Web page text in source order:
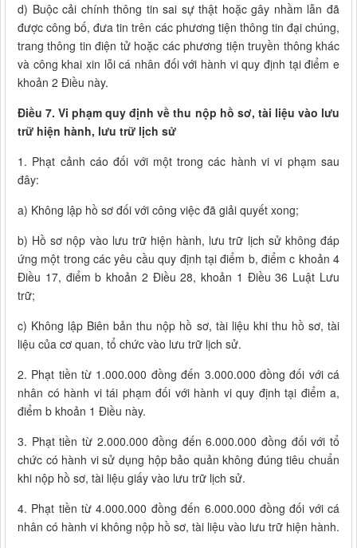
d) Buộc cải chính thông tin sai sự thật hoặc gây nhầm lẫn đã
được công bố, đưa tin trên các phương tiện thông tin đại chúng,
trang thông tin điện tử hoặc các phương tiện truyền thông khác
và công khai xin lỗi cá nhân đối với hành vi quy định tại điểm e
khoản 2 Điều này.
Điều 7. Vi phạm quy định về thu nộp hồ sơ, tài liệu vào lưu
trữ hiện hành, lưu trữ lịch sử
1. Phạt cảnh cáo đối với một trong các hành vi vi phạm sau
đây:
a) Không lập hồ sơ đối với công việc đã giải quyết xong;
b) Hồ sơ nộp vào lưu trữ hiện hành, lưu trữ lịch sử không đáp
ứng một trong các yêu cầu quy định tại điểm b, điểm c khoản 4
Điều 17, điểm b khoản 2 Điều 28, khoản 1 Điều 36 Luật Lưu
trữ;
c) Không lập Biên bản thu nộp hồ sơ, tài liệu khi thu hồ sơ, tài
liệu của cơ quan, tổ chức vào lưu trữ lịch sử.
2. Phạt tiền từ 1.000.000 đồng đến 3.000.000 đồng đối với cá
nhân có hành vi tái phạm đối với hành vi quy định tại điểm a,
điểm b khoản 1 Điều này.
3. Phạt tiền từ 2.000.000 đồng đến 6.000.000 đồng đối với tổ
chức có hành vi sử dụng hộp bảo quản không đúng tiêu chuẩn
khi nộp hồ sơ, tài liệu giấy vào lưu trữ lịch sử.
4. Phạt tiền từ 4.000.000 đồng đến 6.000.000 đồng đối với cá
nhân có hành vi không nộp hồ sơ, tài liệu vào lưu trữ hiện hành.